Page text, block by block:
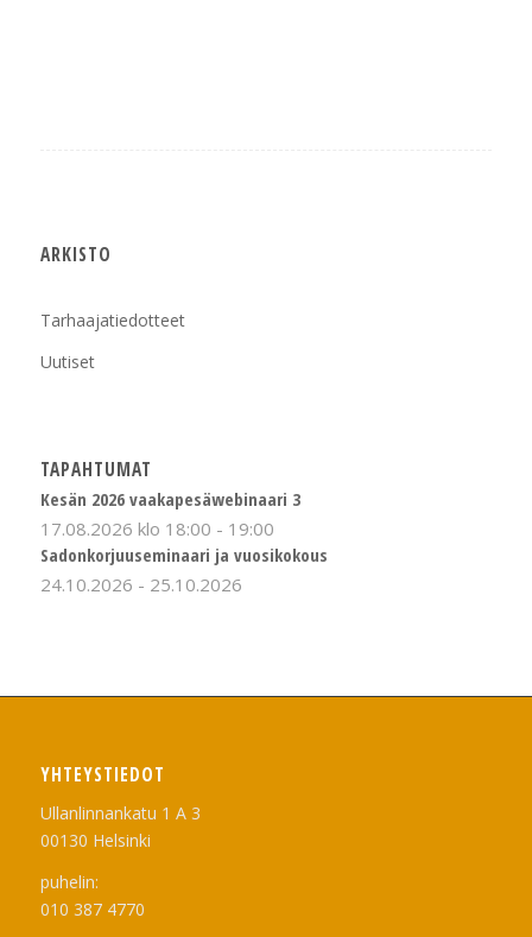
ARKISTO
Tarhaajatiedotteet
Uutiset
TAPAHTUMAT
Kesän 2026 vaakapesäwebinaari 3
17.08.2026 klo 18:00 - 19:00
Sadonkorjuuseminaari ja vuosikokous
24.10.2026 - 25.10.2026
YHTEYSTIEDOT
Ullanlinnankatu 1 A 3
00130 Helsinki
puhelin:
010 387 4770